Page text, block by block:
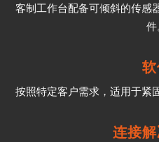
客制工作台配备可倾斜的传感
件
按照特定客户需求，适用于紧
连接